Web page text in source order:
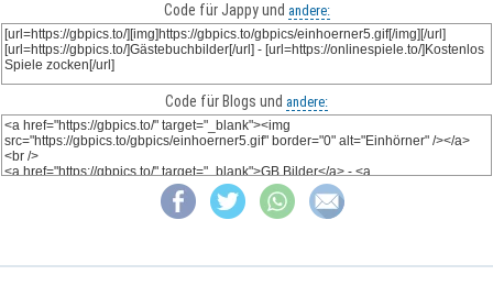
Code für Jappy und andere:
Code für Blogs und andere: